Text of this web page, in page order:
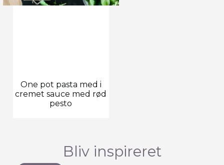
One pot pasta med i
cremet sauce med rød
pesto
Bliv inspireret